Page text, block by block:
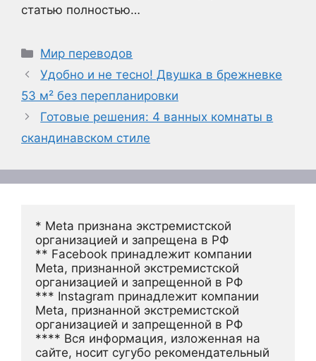
статью полностью…
Рубрики
Мир переводов
Удобно и не тесно! Двушка в брежневке
53 м² без перепланировки
Готовые решения: 4 ванных комнаты в
скандинавском стиле
* Meta признана экстремистской
организацией и запрещена в РФ
** Facebook принадлежит компании
Meta, признанной экстремистской
организацией и запрещенной в РФ
*** Instagram принадлежит компании
Meta, признанной экстремистской
организацией и запрещенной в РФ
**** Вся информация, изложенная на
сайте, носит сугубо рекомендательный